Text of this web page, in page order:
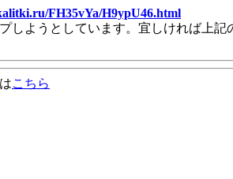
FH35vYa/H9ypU46.html
しようとしています。宜しければ上
こちら